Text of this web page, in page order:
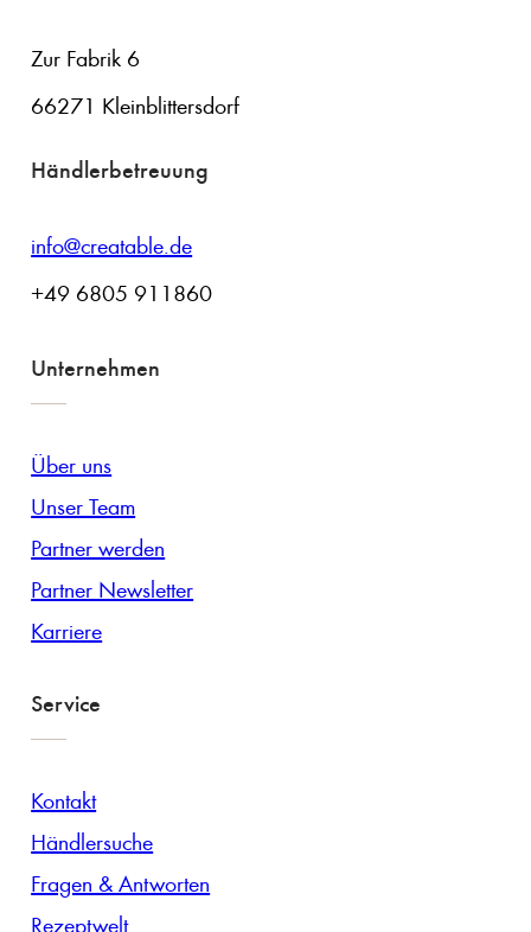
Zur Fabrik 6
66271 Kleinblittersdorf
Händlerbetreuung
info@creatable.de
+49 6805 911860
Unternehmen
Über uns
Unser Team
Partner werden
Partner Newsletter
Karriere
Service
Kontakt
Händlersuche
Fragen & Antworten
Rezeptwelt